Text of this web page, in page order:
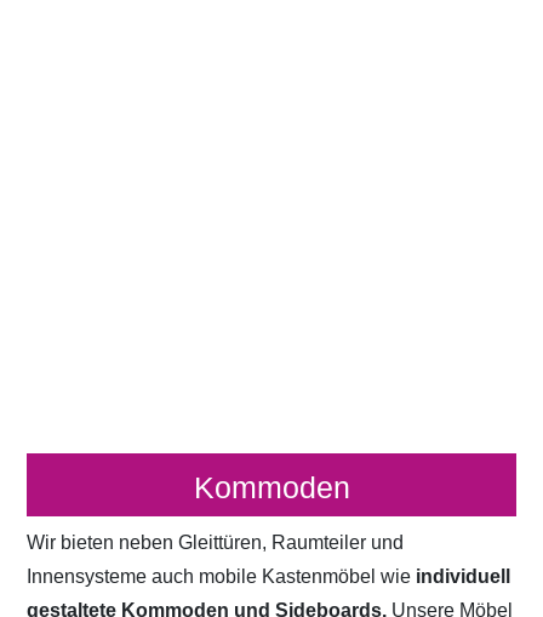
Kommoden
Wir bieten neben Gleittüren, Raumteiler und
Innensysteme auch mobile Kastenmöbel wie individuell
gestaltete Kommoden und Sideboards. Unsere Möbel